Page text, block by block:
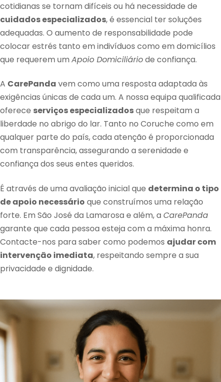
cotidianas se tornam difíceis ou há necessidade de
cuidados especializados, é essencial ter soluções
adequadas. O aumento de responsabilidade pode
colocar estrés tanto em indivíduos como em domicílios
que requerem um Apoio Domiciliáriode confiança.
A CarePanda vem como uma resposta adaptada às
exigências únicas de cada um. A nossa equipa qualificada
oferece serviços especializadosque respeitam a
liberdade no abrigo do lar. Tanto no Coruche como em
qualquer parte do país, cada atenção é proporcionada
com transparência, assegurando a serenidade e
confiança dos seus entes queridos.
É através de uma avaliação inicial que determina o tipo
de apoio necessário que construímos uma relação
forte. Em São José da Lamarosa e além, a CarePanda
garante que cada pessoa esteja com a máxima honra.
Contacte-nos para saber como podemos ajudar com
intervenção imediata, respeitando sempre a sua
privacidade e dignidade.